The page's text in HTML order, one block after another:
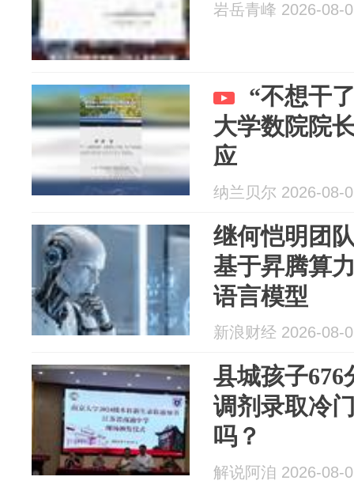
岩岳青峰 2026-08-
“不想干
大学数院院
应
纳兰贝尔 2026-08-
继何恺明团
基于昇腾算
语言模型
新浪财经 2026-08-
县城孩子676
调剂录取冷
吗？
解说阿洎 2026-08-